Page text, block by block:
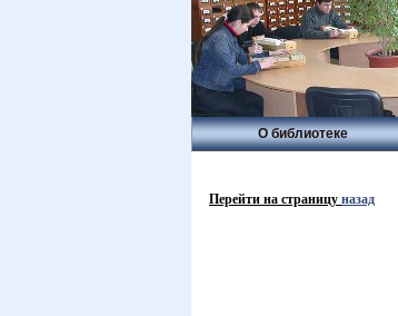
О библиотеке
Перейти на страницу назад